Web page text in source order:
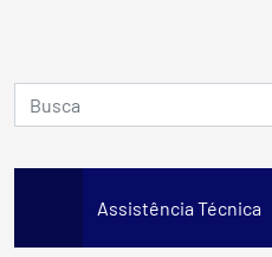
Assistência Técnica